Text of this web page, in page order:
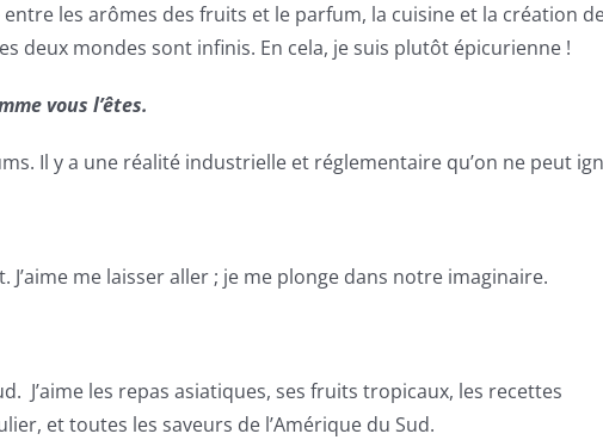
les arômes des fruits et le parfum, la cuisine et la création
deux mondes sont infinis. En cela, je suis plutôt épicurienne !
vous l’êtes.
Il y a une réalité industrielle et réglementaire qu’on ne peut
me laisser aller ; je me plonge dans notre imaginaire.
J’aime les repas asiatiques, ses fruits tropicaux, les recettes
et toutes les saveurs de l’Amérique du Sud.